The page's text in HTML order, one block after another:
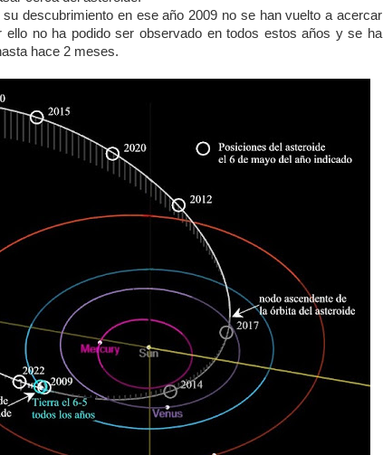
descubrimiento en ese año 2009 no se han vuelto a acercar
ello no ha podido ser observado en todos estos años y se ha
hace 2 meses.